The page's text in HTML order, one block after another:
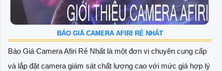
BÁO GIÁ CAMERA AFIRI RẺ NHẤT
Báo Giá Camera Afiri Rẻ Nhất là một đơn vị chuyên cung cấp
và lắp đặt camera giám sát chất lượng cao với mức giá hợp lý